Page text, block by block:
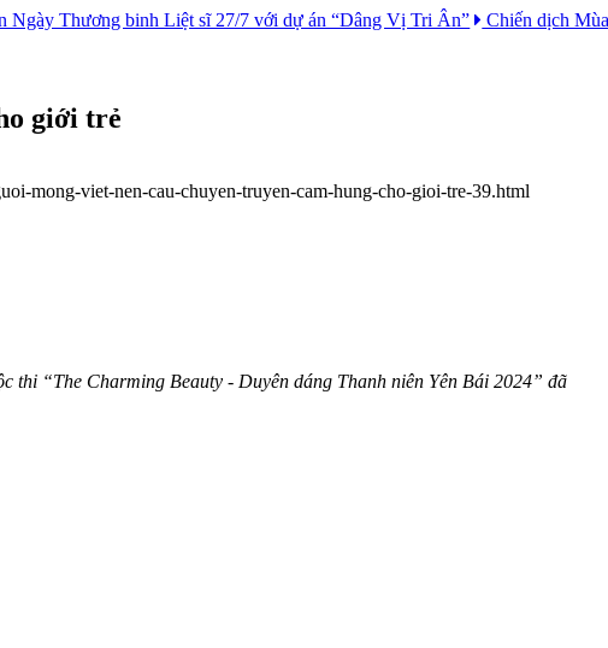
2026 - Hạ Viễn Du: Hành trình kết nối nguồn lực, lan tỏa giá trị vì cộng đồng.
giới trẻ
mong-viet-nen-cau-chuyen-truyen-cam-hung-cho-gioi-tre-39.html
thi “The Charming Beauty - Duyên dáng Thanh niên Yên Bái 2024” đã